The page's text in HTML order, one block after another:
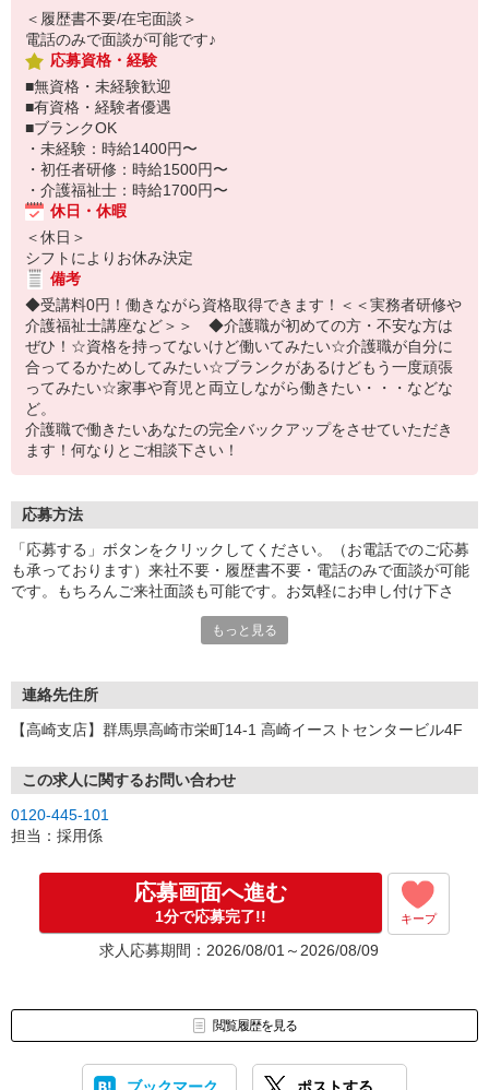
＜履歴書不要/在宅面談＞
電話のみで面談が可能です♪
応募資格・経験
■無資格・未経験歓迎
■有資格・経験者優遇
■ブランクOK
・未経験：時給1400円〜
・初任者研修：時給1500円〜
・介護福祉士：時給1700円〜
休日・休暇
＜休日＞
シフトによりお休み決定
備考
◆受講料0円！働きながら資格取得できます！＜＜実務者研修や
介護福祉士講座など＞＞ ◆介護職が初めての方・不安な方は
ぜひ！☆資格を持ってないけど働いてみたい☆介護職が自分に
合ってるかためしてみたい☆ブランクがあるけどもう一度頑張
ってみたい☆家事や育児と両立しながら働きたい・・・などな
ど。
介護職で働きたいあなたの完全バックアップをさせていただき
ます！何なりとご相談下さい！
応募方法
「応募する」ボタンをクリックしてください。（お電話でのご応募
も承っております）来社不要・履歴書不要・電話のみで面談が可能
です。もちろんご来社面談も可能です。お気軽にお申し付け下さ
もっと見る
連絡先住所
【高崎支店】群馬県高崎市栄町14-1 高崎イーストセンタービル4F
この求人に関するお問い合わせ
0120-445-101
担当：採用係
応募画面へ進む
1分で応募完了!! キープ
求人応募期間：2026/08/01～2026/08/09
閲覧履歴を見る